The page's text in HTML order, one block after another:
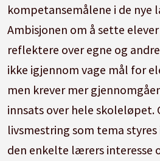
kompetansemålene i de nye
Ambisjonen om å sette
reflektere over egne og
ikke igjennom vage mål for
men krever mer
innsats over hele skoleløpet.
livsmestring som tema styres
den enkelte lærers interesse